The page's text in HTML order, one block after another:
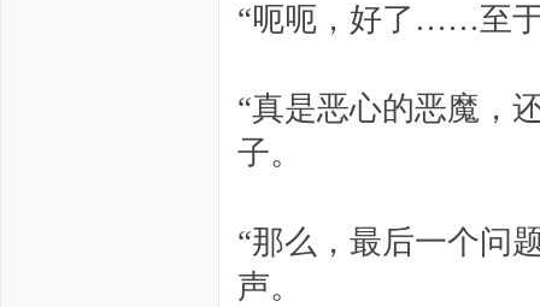
“呃呃，好了……至
“真是恶心的恶魔，
子。
“那么，最后一个问
声。